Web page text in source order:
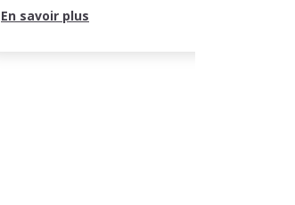
En savoir plus